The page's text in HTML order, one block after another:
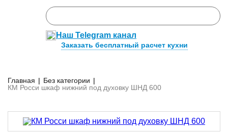
Наш Telegram канал
Заказать бесплатный расчет кухни
Главная | Без категории |
КМ Росси шкаф нижний под духовку ШНД 600